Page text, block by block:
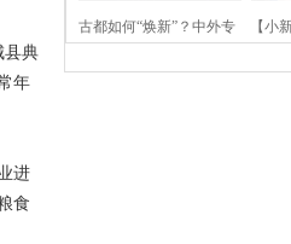
县典
年
进
食
古都如何“焕新”？中外专 【小